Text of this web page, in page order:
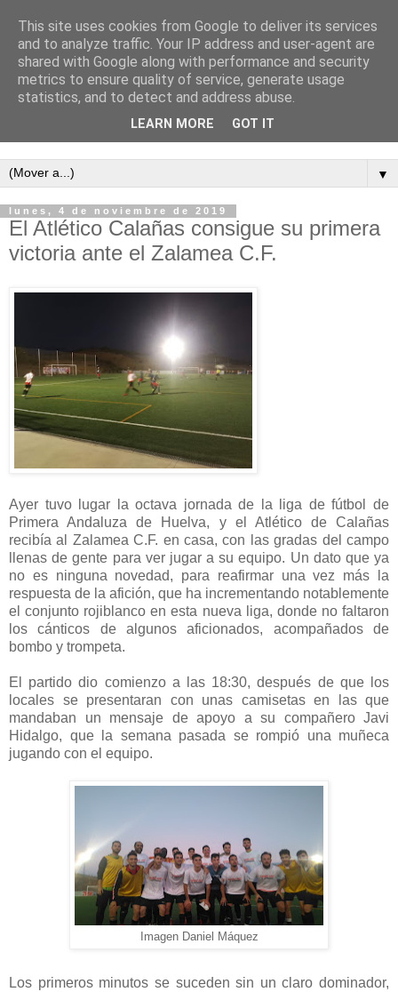
Semanario independiente de Calañas
▼
lunes, 4 de noviembre de 2019
El Atlético Calañas consigue su primera
victoria ante el Zalamea C.F.
Ayer tuvo lugar la octava jornada de la liga de fútbol de
Primera Andaluza de Huelva, y el Atlético de Calañas
recibía al Zalamea C.F. en casa, con las gradas del campo
llenas de gente para ver jugar a su equipo. Un dato que ya
no es ninguna novedad, para reafirmar una vez más la
respuesta de la afición, que ha incrementando notablemente
el conjunto rojiblanco en esta nueva liga, donde no faltaron
los cánticos de algunos aficionados, acompañados de
bombo y trompeta.
El partido dio comienzo a las 18:30, después de que los
locales se presentaran con unas camisetas en las que
mandaban un mensaje de apoyo a su compañero Javi
Hidalgo, que la semana pasada se rompió una muñeca
jugando con el equipo.
Imagen Daniel Máquez
Los primeros minutos se suceden sin un claro dominador,
This site uses cookies from Google to deliver its services
and to analyze traffic. Your IP address and user-agent are
shared with Google along with performance and security
metrics to ensure quality of service, generate usage
statistics, and to detect and address abuse.
LEARN MORE GOT IT